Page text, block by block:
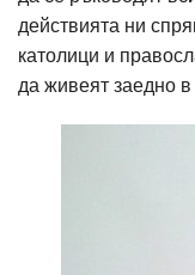
действията ни
католици и
да живеят заедно